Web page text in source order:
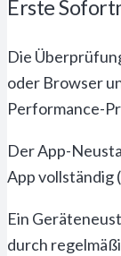
Erste
Die
oder Browser
Performance-
Der App-
App vollständig
Ein
durch